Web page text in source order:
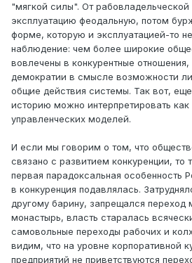
"мягкой силы". От рабовладельческой
эксплуатацию феодальную, потом
форме, которую и эксплуатацией-то
наблюдение: чем более широкие
вовлечены в конкурентные
демократии в смысле возможности
общие действия системы. Так вот,
историю можно интерпретировать как
управленческих моделей.
И если мы говорим о том, что
связано с развитием конкуренции, то
первая парадоксальная особенность
в конкуренция подавлялась.
другому барину, запрещался переход
монастырь, власть старалась
самовольные переходы рабочих и
видим, что на уровне корпоративной
предприятий не приветствуются